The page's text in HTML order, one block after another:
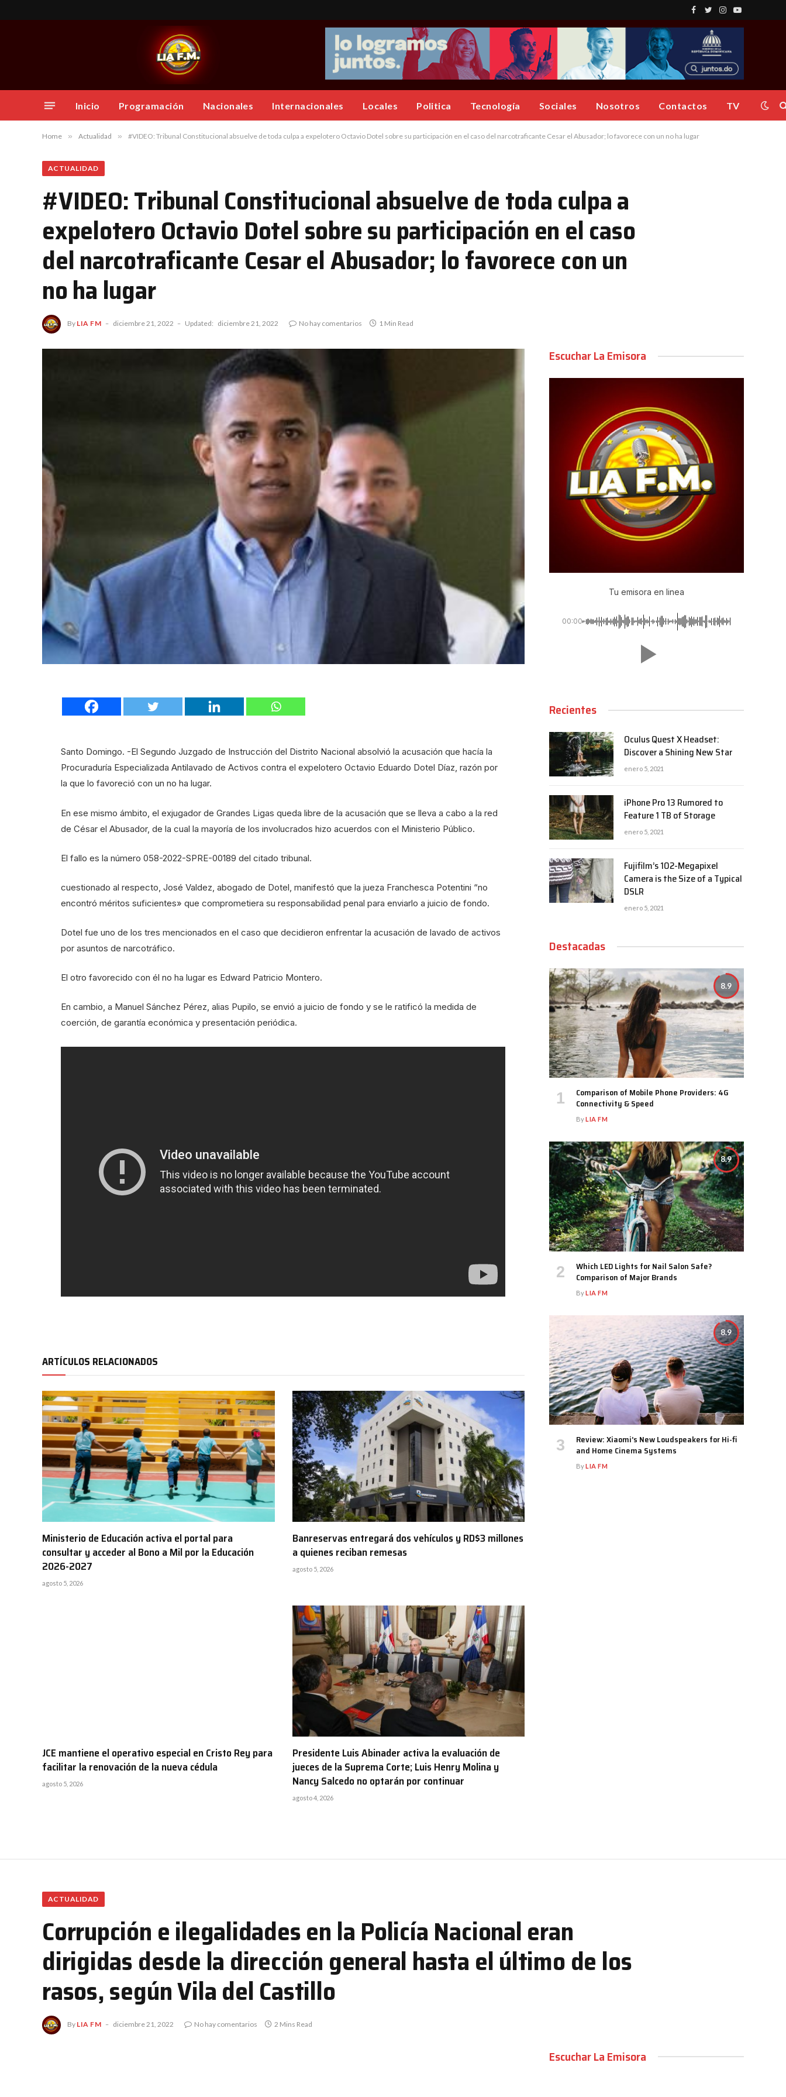
Facebook
TwitterInstagram
YouTube
Inicio Programación Nacionales Internacionales Locales Politica Tecnología Sociales Nosotros Contactos TV
Home » Actualidad » #VIDEO: Tribunal Constitucional absuelve de toda culpa a expelotero Octavio Dotel sobre su participación en el caso del narcotraficante Cesar el Abusador; lo favorece con un no ha lugar
ACTUALIDAD
#VIDEO: Tribunal Constitucional absuelve de toda culpa a
expelotero Octavio Dotel sobre su participación en el caso
del narcotraficante Cesar el Abusador; lo favorece con un
no ha lugar
By LIA FM diciembre 21, 2022 Updated: diciembre 21, 2022 No hay comentarios 1 Min Read
Santo Domingo. -El Segundo Juzgado de Instrucción del Distrito Nacional absolvió la acusación que hacía la
Procuraduría Especializada Antilavado de Activos contra el expelotero Octavio Eduardo Dotel Díaz, razón por
la que lo favoreció con un no ha lugar.
En ese mismo ámbito, el exjugador de Grandes Ligas queda libre de la acusación que se lleva a cabo a la red
de César el Abusador, de la cual la mayoría de los involucrados hizo acuerdos con el Ministerio Público.
El fallo es la número 058-2022-SPRE-00189 del citado tribunal.
cuestionado al respecto, José Valdez, abogado de Dotel, manifestó que la jueza Franchesca Potentini “no
encontró méritos suficientes» que comprometiera su responsabilidad penal para enviarlo a juicio de fondo.
Dotel fue uno de los tres mencionados en el caso que decidieron enfrentar la acusación de lavado de activos
por asuntos de narcotráfico.
El otro favorecido con él no ha lugar es Edward Patricio Montero.
En cambio, a Manuel Sánchez Pérez, alias Pupilo, se envió a juicio de fondo y se le ratificó la medida de
coerción, de garantía económica y presentación periódica.
ARTÍCULOS RELACIONADOS
Ministerio de Educación activa el portal para
consultar y acceder al Bono a Mil por la Educación
2026-2027
agosto 5, 2026
Banreservas entregará dos vehículos y RD$3 millones
a quienes reciban remesas
agosto 5, 2026
JCE mantiene el operativo especial en Cristo Rey para
facilitar la renovación de la nueva cédula
agosto 5, 2026
Presidente Luis Abinader activa la evaluación de
jueces de la Suprema Corte; Luis Henry Molina y
Nancy Salcedo no optarán por continuar
agosto 4, 2026
Escuchar La Emisora
Tu emisora en linea
00:00
Recientes
Oculus Quest X Headset:
Discover a Shining New Star
enero 5, 2021
iPhone Pro 13 Rumored to
Feature 1 TB of Storage
enero 5, 2021
Fujifilm’s 102-Megapixel
Camera is the Size of a Typical
DSLR
enero 5, 2021
Destacadas
8.9
Comparison of Mobile Phone Providers: 4G
Connectivity & Speed
ByLIA FM
8.9
Which LED Lights for Nail Salon Safe?
Comparison of Major Brands
ByLIA FM
8.9
Review: Xiaomi’s New Loudspeakers for Hi-fi
and Home Cinema Systems
ByLIA FM
ACTUALIDAD
Corrupción e ilegalidades en la Policía Nacional eran
dirigidas desde la dirección general hasta el último de los
rasos, según Vila del Castillo
By LIA FM diciembre 21, 2022 No hay comentarios 2 Mins Read
Escuchar La Emisora